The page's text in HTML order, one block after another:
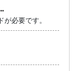
必要です。